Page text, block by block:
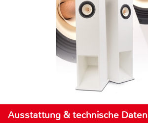
Ausstattung & technische Daten